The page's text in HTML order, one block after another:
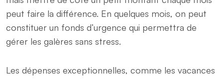
peut faire la différence. En quelques mois, on peut
constituer un fonds d’urgence qui permettra de
gérer les galères sans stress.
Les dépenses exceptionnelles, comme les vacances